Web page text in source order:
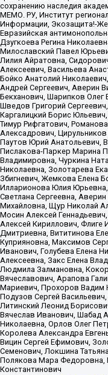
сохранению наследия
МЕМО. РУ, Институт
Информации, Экозащита!-
Евразийская
Дзугкоева Регина
Милославский Павел
Лилия Айратовна,
Алексеевич, Васильева
Бойко Анатолий
Андрей Сергеевич, Аверин
Бекханович, Шарипков
Шведов Григорий
Каргалицкий Борис
Тимур Рифгатович,
Алексадрович,
Паутов Юрий Анатольевич,
Пислакова-Паркер Марина
Владимировна, Чуркина
Николаевна, Золотарева
Збигневич, Жемкова Елена
Илларионова Юлия
Светлана Сергеевна,
Михайловна, Щур Николай
Мосин Алексей
Алексей Кириллович, Флиге
Дмитриевна, Вититинова
Куприяновна, Максимов
Иванович, Голубева Елена
Алексеевна, Закс Елена
Людмила Залмановна,
Вячеславович, Арапова
Мариевич, Прохоров Вадим
Подузов Сергей
Литинский Леонид
Вячеслав Иванович, Шабад
Николаевна, Орлов Олег
Королева Александра
Вицин Сергей Ефимович,
Семенович, Локшина
Полякова Мара Федоровна,
Константинович